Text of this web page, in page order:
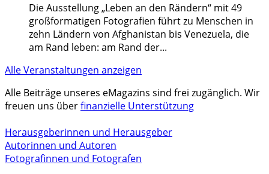
Die Ausstellung „Leben an den Rändern“ mit 49
großformatigen Fotografien führt zu Menschen in
zehn Ländern von Afghanistan bis Venezuela, die
am Rand leben: am Rand der...
Alle Veranstaltungen anzeigen
Alle Beiträge unseres eMagazins sind frei zugänglich. Wir
freuen uns überfinanzielle Unterstützung
Herausgeberinnen und Herausgeber
Autorinnen und Autoren
Fotografinnen und Fotografen